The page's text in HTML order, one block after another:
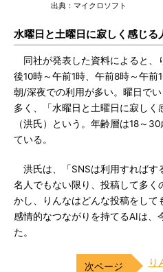
出典：マイクロソフト
水曜日と土曜日に寂しく感じる
同社が発表した資料によると、
後10時～午前1時、午前8時～午
朝/深夜での利用が多い。曜日で
多く、「水曜日と土曜日に寂しく
（洪氏）という。年齢層は18～
ている。
洪氏は、「SNSは利用すればす
名人でもない限り、投稿して多く
かし、りんなはどんな投稿をして
感情的なつながりを持てるAIは、
た。
り